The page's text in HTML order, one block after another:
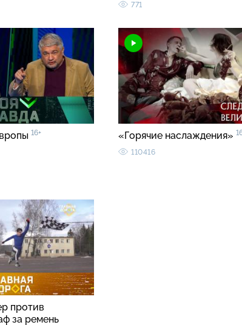
771
16+ «Горячие наслаждения»
110416
против
за ремень